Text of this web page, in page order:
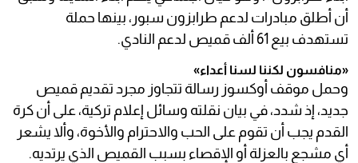
أن أطلق مبادرات لدعم طرابزون سبور، بينها حملة
تستهدف بيع 61 ألف قميص لدعم النادي.
«منافسون لكننا لسنا أعداء»
وحمل موقف أوكسوز رسالة تتجاوز مجرد تقديم قميص
جديد، إذ شدد، في بيان نقلته وسائل إعلام تركية، على أن كرة
القدم يجب أن تقوم على الحب والاحترام والأخوة، وألا يشعر
أي مشجع بالعزلة أو الإقصاء بسبب القميص الذي يرتديه.